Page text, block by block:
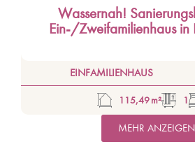
Wassernah!
Ein-/Zweifamilienhaus in
EINFAMILIENHAUS
115,49 m² 1
MEHR ANZEIGEN